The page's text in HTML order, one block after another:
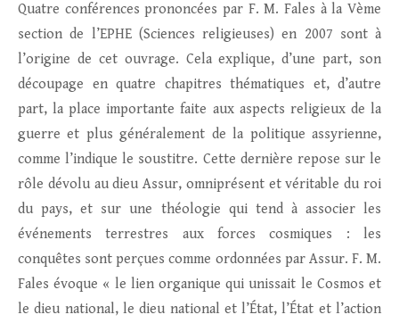
Quatre conférences prononcées par F. M. Fales à la Vème
section de l’EPHE (Sciences religieuses) en 2007 sont à
l’origine de cet ouvrage. Cela explique, d’une part, son
découpage en quatre chapitres thématiques et, d’autre
part, la place importante faite aux aspects religieux de la
guerre et plus généralement de la politique assyrienne,
comme l’indique le soustitre. Cette dernière repose sur le
rôle dévolu au dieu Assur, omniprésent et véritable du roi
du pays, et sur une théologie qui tend à associer les
événements terrestres aux forces cosmiques : les
conquêtes sont perçues comme ordonnées par Assur. F. M.
Fales évoque « le lien organique qui unissait le Cosmos et
le dieu national, le dieu national et l’État, l’État et l’action